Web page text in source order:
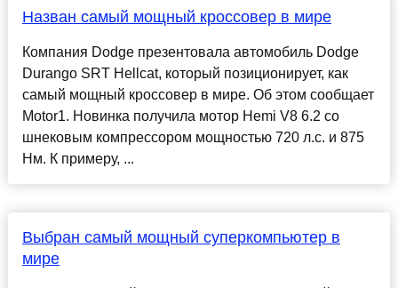
Назван самый мощный кроссовер в мире
Компания Dodge презентовала автомобиль Dodge
Durango SRT Hellcat, который позиционирует, как
самый мощный кроссовер в мире. Об этом сообщает
Motor1. Новинка получила мотор Hemi V8 6.2 со
шнековым компрессором мощностью 720 л.с. и 875
Нм. К примеру, ...
Выбран самый мощный суперкомпьютер в
мире